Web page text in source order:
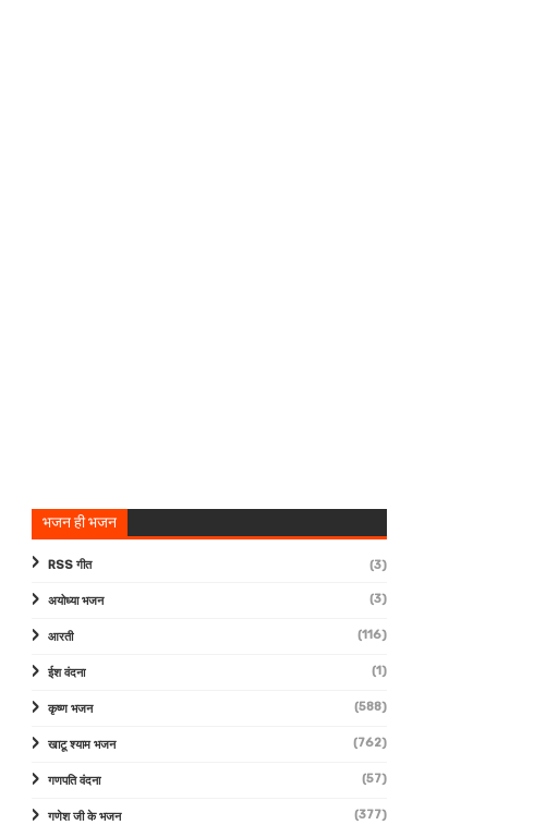
भजन ही भजन
RSS गीत (3)
अयोध्या भजन (3)
आरती (116)
ईश वंदना (1)
कृष्ण भजन (588)
खाटू श्याम भजन (762)
गणपति वंदना (57)
गणेश जी के भजन (377)